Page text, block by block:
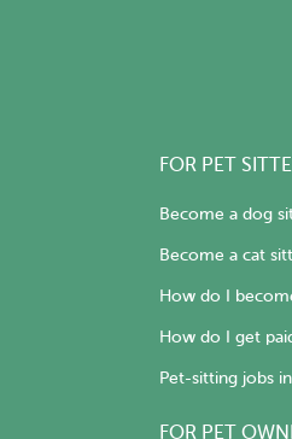
FOR PET
Become a dog
Become a cat
How do I
How do I get
Pet-sitting jobs
FOR PET